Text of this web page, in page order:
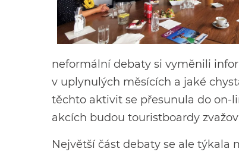
neformální debaty si vyměnili
v uplynulých měsících a jaké
těchto aktivit se přesunula do on-
akcích budou touristboardy
Největší část debaty se ale týkala